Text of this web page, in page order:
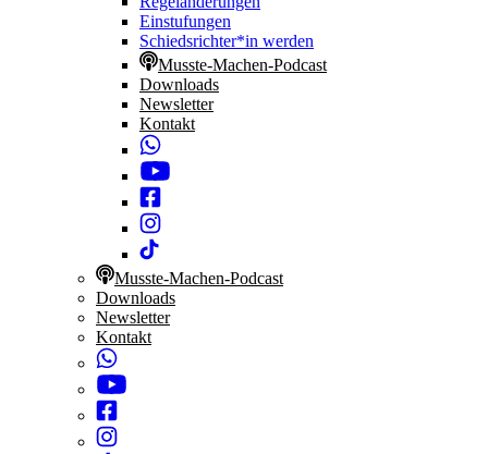
Einstufungen
Schiedsrichter*in werden
Musste-Machen-Podcast
Downloads
Newsletter
Kontakt
Musste-Machen-Podcast
Downloads
Newsletter
Kontakt